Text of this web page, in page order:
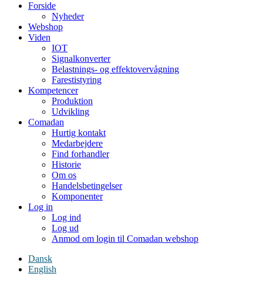
Forside
Nyheder
Webshop
Viden
IOT
Signalkonverter
Belastnings- og effektovervågning
Farestistyring
Kompetencer
Produktion
Udvikling
Comadan
Hurtig kontakt
Medarbejdere
Find forhandler
Historie
Om os
Handelsbetingelser
Komponenter
Log in
Log ind
Log ud
Anmod om login til Comadan webshop
Dansk
English